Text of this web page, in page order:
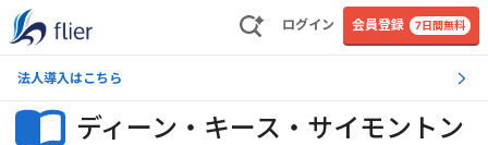
ログイン 会員登録 7日間無料
法人導入はこちら
ディーン・キース・サイモントン